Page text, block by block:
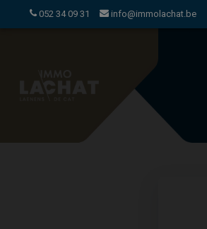
052 34 09 31 info@immolachat.be